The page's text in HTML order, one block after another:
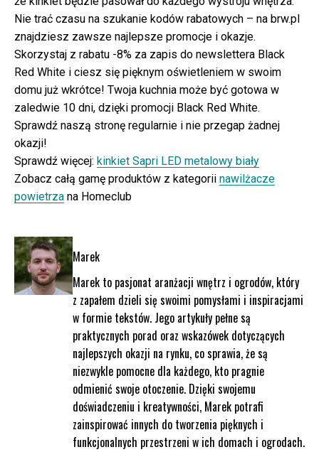
Nie trać czasu na szukanie kodów rabatowych – na brw.pl
znajdziesz zawsze najlepsze promocje i okazje.
Skorzystaj z rabatu -8% za zapis do newslettera Black
Red White i ciesz się pięknym oświetleniem w swoim
domu już wkrótce! Twoja kuchnia może być gotowa w
zaledwie 10 dni, dzięki promocji Black Red White.
Sprawdź naszą stronę regularnie i nie przegap żadnej
okazji!
Sprawdź więcej: kinkiet Sapri LED metalowy biały
Zobacz całą gamę produktów z kategorii nawilżacze
powietrza na Homeclub
Marek
Marek to pasjonat aranżacji wnętrz i ogrodów, który
z zapałem dzieli się swoimi pomysłami i inspiracjami
w formie tekstów. Jego artykuły pełne są
praktycznych porad oraz wskazówek dotyczących
najlepszych okazji na rynku, co sprawia, że są
niezwykle pomocne dla każdego, kto pragnie
odmienić swoje otoczenie. Dzięki swojemu
doświadczeniu i kreatywności, Marek potrafi
zainspirować innych do tworzenia pięknych i
funkcjonalnych przestrzeni w ich domach i ogrodach.